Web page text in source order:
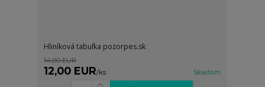
Hliníková tabuľka pozorpes.sk
14,00 EUR
12,00 EUR/ks Skladom